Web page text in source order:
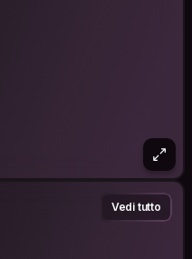
Vedi tutto